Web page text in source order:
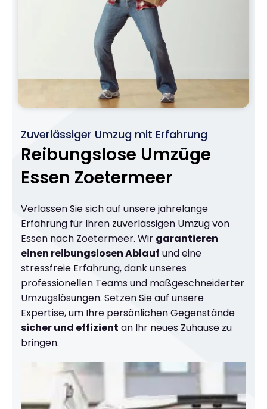
Zuverlässiger Umzug mit Erfahrung
Reibungslose Umzüge
Essen Zoetermeer
Verlassen Sie sich auf unsere jahrelange
Erfahrung für Ihren zuverlässigen Umzug von
Essen nach Zoetermeer. Wir garantieren
einen reibungslosen Ablauf und eine
stressfreie Erfahrung, dank unseres
professionellen Teams und maßgeschneiderter
Umzugslösungen. Setzen Sie auf unsere
Expertise, um Ihre persönlichen Gegenstände
sicher und effizient an Ihr neues Zuhause zu
bringen.